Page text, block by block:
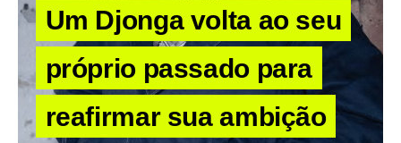
Um Djonga volta ao seu
próprio passado para
reafirmar sua ambição